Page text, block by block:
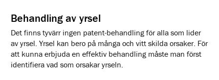
Behandling av yrsel
Det finns tyvärr ingen patent-behandling för alla som lider
av yrsel. Yrsel kan bero på många och vitt skilda orsaker. För
att kunna erbjuda en effektiv behandling måste man först
identifiera vad som orsakar yrseln.